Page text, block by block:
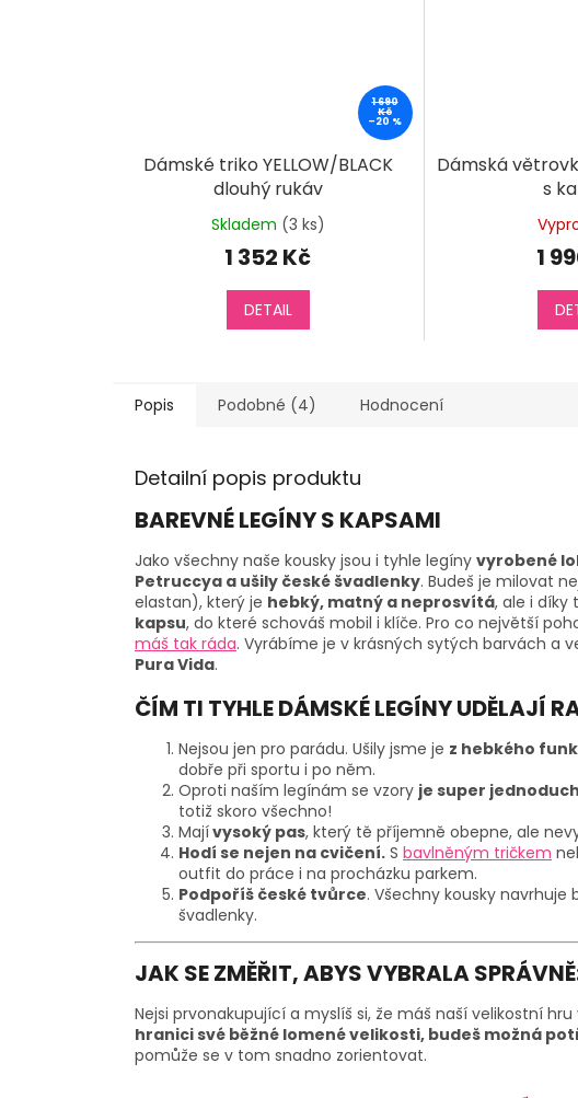
1 690
Kč
–20 %
Dámské triko YELLOW/BLACK
dlouhý rukáv
Skladem (3 ks)
1 352 Kč
DETAIL
Dámská
s
1
Popis Podobné (4) Hodnocení
Detailní popis produktu
BAREVNÉ LEGÍNY S KAPSAMI
Jako všechny naše kousky jsou i tyhle legíny vyrobené
Petruccya a ušily české švadlenky. Budeš je milovat
elastan), který je hebký, matný a neprosvítá, ale i díky
kapsu, do které schováš mobil i klíče. Pro co největší
máš tak ráda. Vyrábíme je v krásných sytých barvách a
Pura Vida.
ČÍM TI TYHLE DÁMSKÉ LEGÍNY UDĚLAJÍ
Nejsou jen pro parádu. Ušily jsme je z hebkého
dobře při sportu i po něm.
Oproti naším legínám se vzory je super
totiž skoro všechno!
Majívysoký pas, který tě příjemně obepne, ale
Hodí se nejen na cvičení. S bavlněným tričkem
outfit do práce i na procházku parkem.
Podpoříš české tvůrce. Všechny kousky navrhuje
švadlenky.
JAK SE ZMĚŘIT, ABYS VYBRALA
Nejsi prvonakupující a myslíš si, že máš naší velikostní
hranici své běžné lomené velikosti, budeš možná
pomůže se v tom snadno zorientovat.